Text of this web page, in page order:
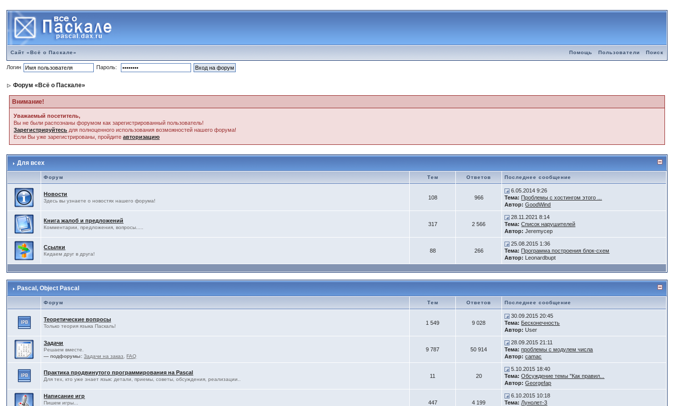
Сайт «Всё о Паскале» Помощь Пользователи Поиск
Логин Пароль:
Форум «Всё о Паскале»
Внимание!
Уважаемый посетитель,
Вы не были распознаны форумом как зарегистрированный пользователь!
Зарегистрируйтесь для полноценного использования возможностей нашего форума!
Если Вы уже зарегистрированы, пройдитеавторизацию
Для всех
Форум Тем Ответов Последнее сообщение
Новости
Здесь вы узнаете о новостях нашего форума!
108 966
6.05.2014 9:26
Тема: Проблемы с хостингом этого ...
Автор: GoodWind
Книга жалоб и предложений
Комментарии, предложения, вопросы.....
317 2 566
28.11.2021 8:14
Тема: Список нарушителей
Автор: Jeremycep
Ссылки
Кидаем друг в друга!
88 266
25.08.2015 1:36
Тема: Программа построения блок-схем
Автор: Leonardbupt
Pascal, Object Pascal
Форум Тем Ответов Последнее сообщение
Теоретические вопросы
Только теория языка Паскаль!
1 549 9 028
30.09.2015 20:45
Тема: Бесконечность
Автор: User
Задачи
Решаем вместе.
— подфорумы: Задачи на заказ ,FAQ
9 787 50 914
28.09.2015 21:11
Тема: проблемы с модулем числа
Автор: camac
Практика продвинутого программирования на Pascal
Для тех, кто уже знает язык: детали, приемы, советы, обсуждения, реализации..
11 20
5.10.2015 18:40
Тема: Обсуждение темы "Как правил...
Автор: Georgefap
Написание игр
Пишем игры...
447 4 199
6.10.2015 10:18
Тема: Лунолет-3